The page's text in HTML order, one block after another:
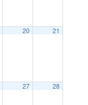
20 21
27 28